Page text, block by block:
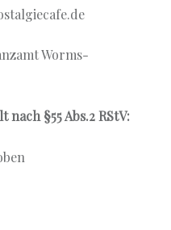
Worms-
§55 Abs.2 RStV: